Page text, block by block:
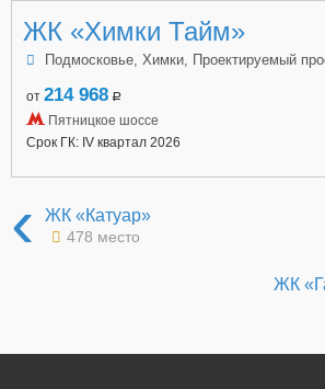
ЖК «Химки Тайм»
Подмосковье, Химки, Проектируемый
от 214 968 a
Пятницкое шоссе
Срок ГК: IV квартал 2026
‹ ЖК «Катуар»
478 место
ЖК